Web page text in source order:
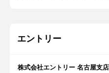
エントリー
株式会社エントリー 名古屋支